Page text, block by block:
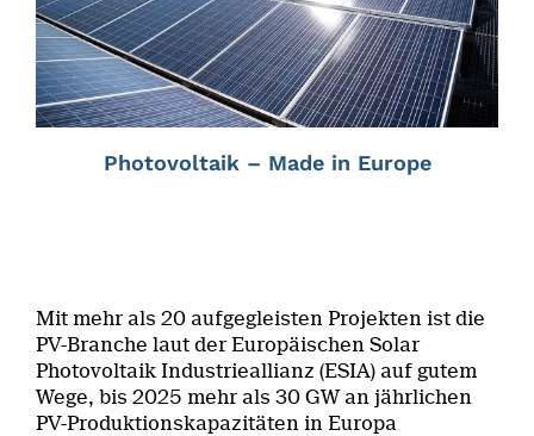
Photovoltaik – Made in Europe
Mit mehr als 20 aufgegleisten Projekten ist die
PV-Branche laut der Europäischen Solar
Photovoltaik Industrieallianz (ESIA) auf gutem
Wege, bis 2025 mehr als 30 GW an jährlichen
PV-Produktionskapazitäten in Europa